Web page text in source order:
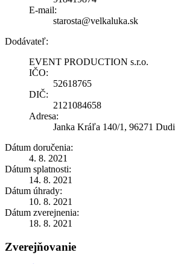
E-mail:
starosta@velkaluka.sk
Dodávateľ:
EVENT PRODUCTION s.r.o.
IČO:
52618765
DIČ:
2121084658
Adresa:
Janka Kráľa 140/1, 96271
Dátum doručenia:
4. 8. 2021
Dátum splatnosti:
14. 8. 2021
Dátum úhrady:
10. 8. 2021
Dátum zverejnenia:
18. 8. 2021
Zverejňovanie